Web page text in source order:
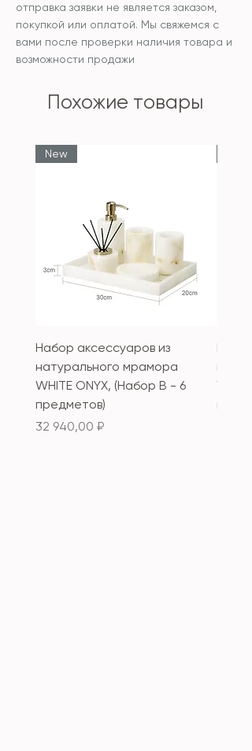
отправка заявки не является заказом,
покупкой или оплатой. Мы свяжемся с
вами после проверки наличия товара и
возможности продажи
Похожие товары
New
Набор аксессуаров из
натурального мрамора
WHITE ONYX, (Набор B - 6
предметов)
Цена
32 940,00 ₽